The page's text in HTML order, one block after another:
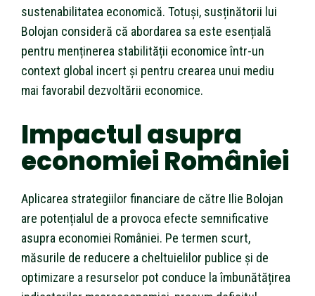
sustenabilitatea economică. Totuși, susținătorii lui
Bolojan consideră că abordarea sa este esențială
pentru menținerea stabilității economice într-un
context global incert și pentru crearea unui mediu
mai favorabil dezvoltării economice.
Impactul asupra
economiei României
Aplicarea strategiilor financiare de către Ilie Bolojan
are potențialul de a provoca efecte semnificative
asupra economiei României. Pe termen scurt,
măsurile de reducere a cheltuielilor publice și de
optimizare a resurselor pot conduce la îmbunătățirea